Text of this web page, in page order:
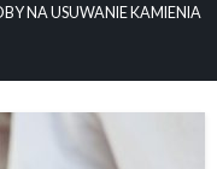
NA USUWANIE KAMIENIA